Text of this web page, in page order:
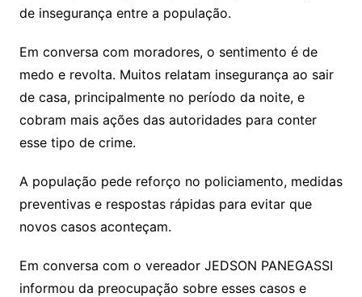
de insegurança entre a população.
Em conversa com moradores, o sentimento é de
medo e revolta. Muitos relatam insegurança ao sair
de casa, principalmente no período da noite, e
cobram mais ações das autoridades para conter
esse tipo de crime.
A população pede reforço no policiamento, medidas
preventivas e respostas rápidas para evitar que
novos casos aconteçam.
Em conversa com o vereador JEDSON PANEGASSI
informou da preocupação sobre esses casos e